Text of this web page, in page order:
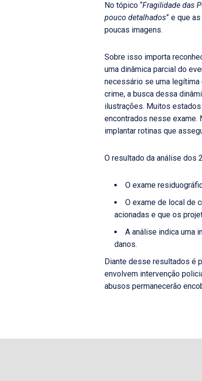
No tópico “Fragilidade das
pouco detalhados” e que
poucas imagens.
Sobre isso importa
uma dinâmica parcial do
necessário se uma
crime, a busca dessa
ilustrações. Muitos
encontrados nesse exame.
implantar rotinas que
O resultado da análise dos
O exame
O exame de local de
acionadas e que os
A análise indica uma
danos.
Diante desse resultados é
envolvem intervenção
abusos permanecerão